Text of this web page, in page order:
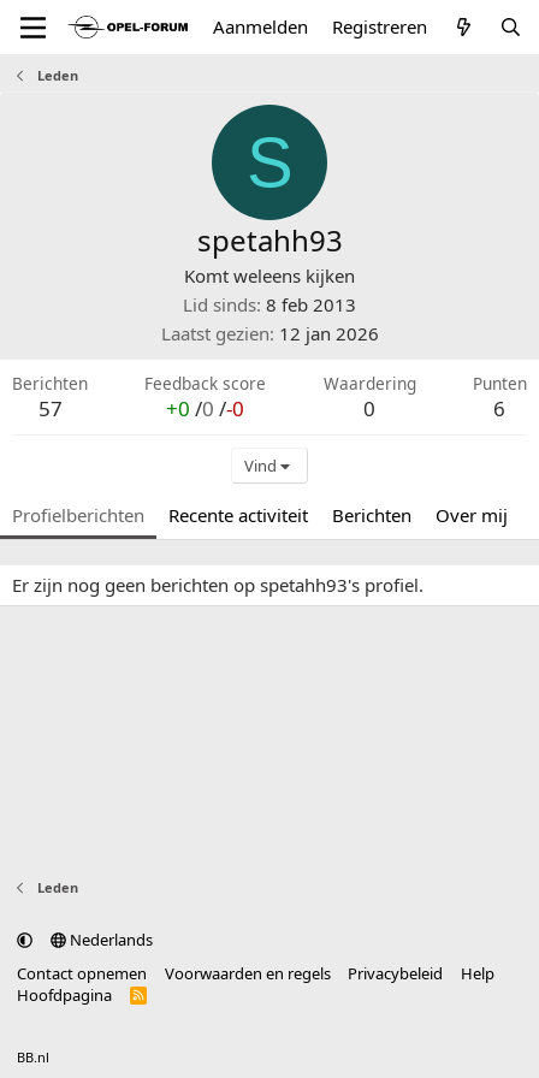
Aanmelden Registreren
Leden
S
spetahh93
Komt weleens kijken
Lid sinds 8 feb 2013
Laatst gezien 12 jan 2026
Berichten
57
Feedback score
+0 /0 /-0
Waardering
0
Punten
6
Vind
Profielberichten Recente activiteit Berichten Over mij
Er zijn nog geen berichten op spetahh93's profiel.
Leden
Nederlands
Contact opnemen
Voorwaarden en regels Privacybeleid
Help
Hoofdpagina
R
BB.nl